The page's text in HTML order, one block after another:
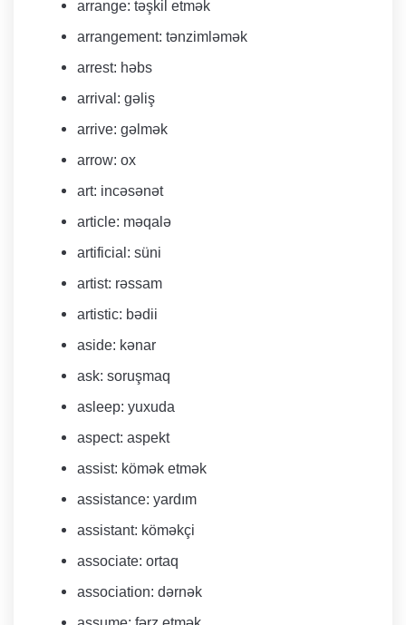
arrange: təşkil etmək
arrangement: tənzimləmək
arrest: həbs
arrival: gəliş
arrive: gəlmək
arrow: ox
art: incəsənət
article: məqalə
artificial: süni
artist: rəssam
artistic: bədii
aside: kənar
ask: soruşmaq
asleep: yuxuda
aspect: aspekt
assist: kömək etmək
assistance: yardım
assistant: köməkçi
associate: ortaq
association: dərnək